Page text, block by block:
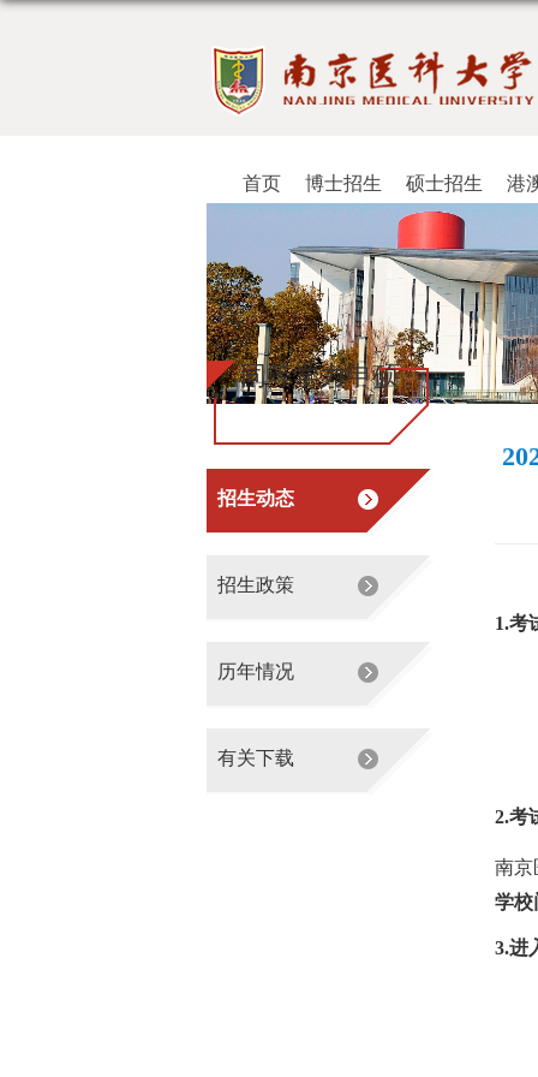
首页 博士招生 硕士招生 港
同等学力申硕
招生动态
招生政策
历年情况
有关下载
1.考
2.考
南京
学校
3.进